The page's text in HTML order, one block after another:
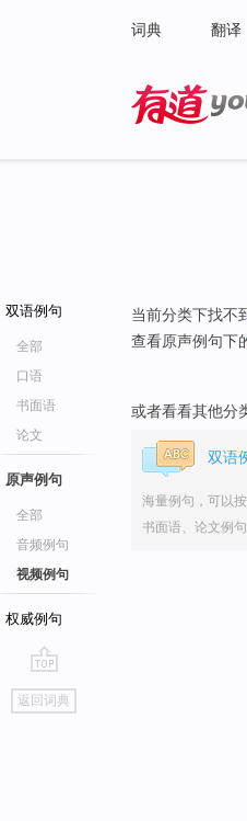
词典 翻译
双语例句
全部
口语
书面语
论文
原声例句
全部
音频例句
视频例句
权威例句
go
top
返回词典
当前分类下找不
查看原声例句下
或者看看其他分
双语
海量例句，可以
书面语、论文例句